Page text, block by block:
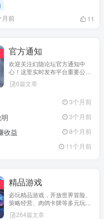
月前 11
官方通知
欢迎关注幻隐论坛官方通知中
心！这里实时发布平台重要公
告、活动规则、功能更新、安全
提醒及用户权益说明，确保每位
们坚持公开透明，通过权威通知
坛获得更优质、安全的使用体
验！立即查看，不错过关键信
息！
6篇文章
3个月前
3个月前
收益 8个月前
11个月前
精品游戏
必玩精品游戏，开放世界冒险、
策略经营、肉鸽卡牌等多元玩
法，满足不同玩家的喜好 。
264篇文章